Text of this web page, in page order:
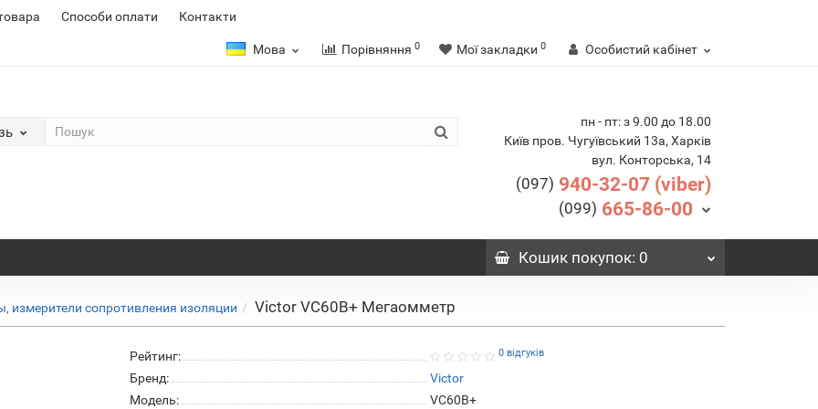
Способи оплати Контакти
Мова Порівняння 0 Мої закладки 0 Особистий кабінет
пн - пт: з 9.00 до 18.00
Київ пров. Чугуївський 13а, Харків
вул. Конторська, 14
(097) 940-32-07 (viber)
(099) 665-86-00
Кошикпокупок: 0
измерители сопротивления изоляции Victor VC60B+ Мегаомметр
Рейтинг: 0 відгуків
Бренд:
Victor
Модель:
VC60B+